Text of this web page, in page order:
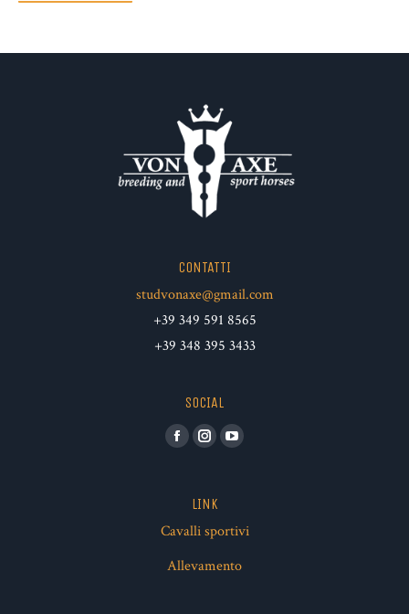
CONTATTI
studvonaxe@gmail.com
+39 349 591 8565
+39 348 395 3433
SOCIAL
Facebook
InstagramYouTube
LINK
Cavalli sportivi
Allevamento